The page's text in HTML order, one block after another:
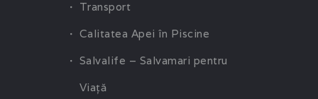
Transport
Calitatea Apei în Piscine
Salvalife – Salvamari pentru
Viaţă